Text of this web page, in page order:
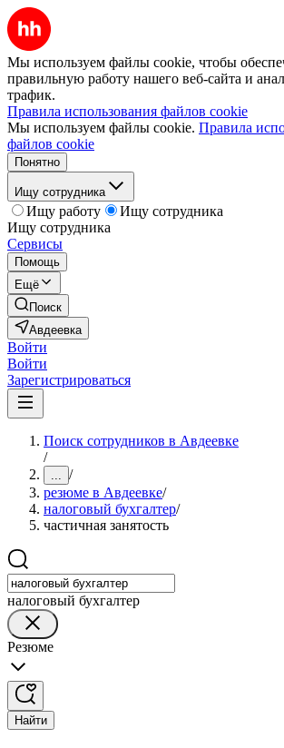
Мы используем файлы cookie, чтобы
правильную работу нашего веб-сайта и
трафик.
Правила использования файлов cookie
Мы используем файлы cookie. Правила
файлов cookie
Понятно
Ищу сотрудника
Ищу работу
Ищу сотрудника
Ищу сотрудника
Сервисы
Помощь
Ещё
Поиск
Авдеевка
Войти
Войти
Зарегистрироваться
Поиск сотрудников в Авдеевке
/
... /
резюме в Авдеевке/
налоговый бухгалтер/
частичная занятость
налоговый бухгалтер
Резюме
Найти